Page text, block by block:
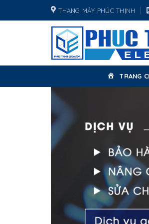
to
THANG MÁY PHÚC THỊNH
TRANG